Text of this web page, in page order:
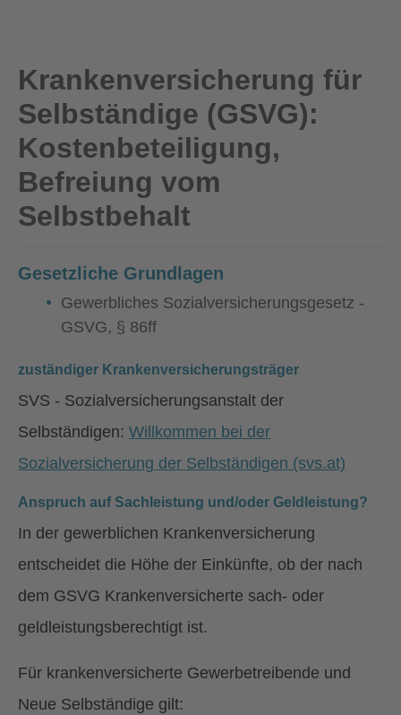
Krankenversicherung für
Selbständige (GSVG):
Kostenbeteiligung,
Befreiung vom
Selbstbehalt
Gesetzliche Grundlagen
Gewerbliches Sozialversicherungsgesetz -
GSVG, § 86ff
zuständiger Krankenversicherungsträger
SVS - Sozialversicherungsanstalt der
Selbständigen: Willkommen bei der
Sozialversicherung der Selbständigen (svs.at)
Anspruch auf Sachleistung und/oder Geldleistung?
In der gewerblichen Krankenversicherung
entscheidet die Höhe der Einkünfte, ob der nach
dem GSVG Krankenversicherte sach- oder
geldleistungsberechtigt ist.
Für krankenversicherte Gewerbetreibende und
Neue Selbständige gilt: